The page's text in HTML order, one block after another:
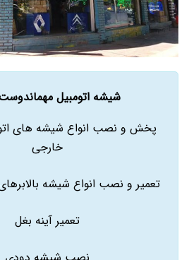
شیشه اتومبیل
پخش و نصب انواع شیشه های
خارجی
تعمیر و نصب انواع شیشه
تعمیر آینه بغل